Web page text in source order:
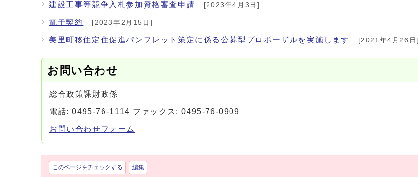
建設工事等競争入札参加資格審査申請 [2023年4月3日]
電子契約 [2023年2月15日]
美里町移住定住促進パンフレット策定に係る公募型プロポーザルを実施します [2021年4月26日]
お問い合わせ
総合政策課財政係
電話: 0495-76-1114 ファックス: 0495-76-0909
お問い合わせフォーム
このページをチェックする 編集